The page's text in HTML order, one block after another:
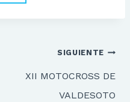
SIGUIENTE
XII MOTOCROSS DE
VALDESOTO